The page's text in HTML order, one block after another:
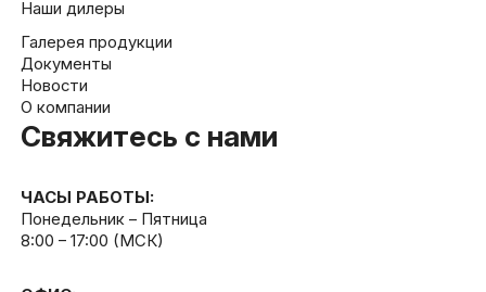
Наши дилеры
Галерея продукции
Документы
Новости
О компании
Свяжитесь с нами
ЧАСЫ РАБОТЫ:
Понедельник – Пятница
8:00 – 17:00 (МСК)